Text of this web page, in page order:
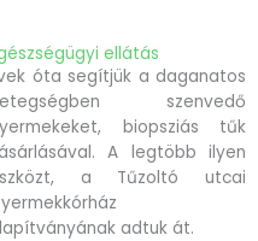
ellátás
óta segítjük a daganatos
szenvedő
biopsziás tűk
A legtöbb ilyen
a Tűzoltó utcai
adtuk át.